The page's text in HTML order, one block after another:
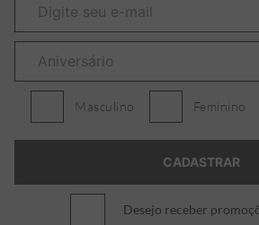
Masculino Feminino
Desejo receber